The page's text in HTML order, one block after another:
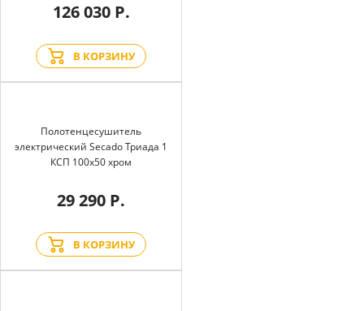
126 030 Р.
В КОРЗИНУ
Полотенцесушитель
электрический Secado Триада 1
КСП 100x50 хром
29 290 Р.
В КОРЗИНУ